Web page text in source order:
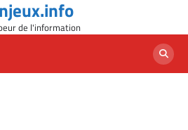
de l'information